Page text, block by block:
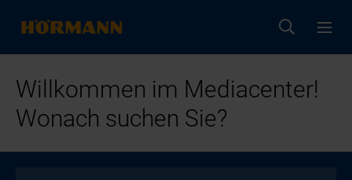
Willkommen im Mediacenter!
Wonach suchen Sie?